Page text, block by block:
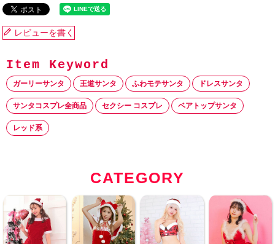
レビューを書く
ガーリーサンタ 王道サンタ ふわモテサンタ ドレスサンタ
サンタコスプレ全商品 セクシー コスプレ ベアトップサンタ
レッド系
CATEGORY